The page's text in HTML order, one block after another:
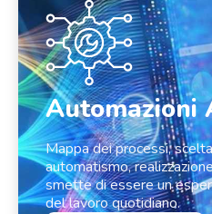
Automazioni
Mappa dei processi,
automatismo,
smette di essere un
del lavoro quotidiano.